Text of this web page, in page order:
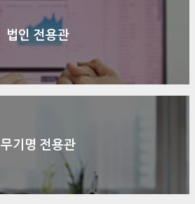
법인 전용관
무기명 전용관